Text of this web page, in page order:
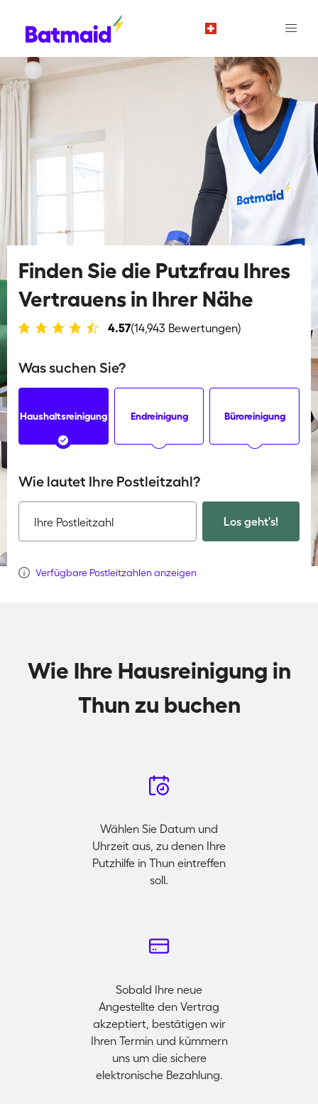
Finden Sie die Putzfrau Ihres
Vertrauens in Ihrer Nähe
4.57(14,943 Bewertungen)
Was suchen Sie?
Haushaltsreinigung Endreinigung Büroreinigung
Wie lautet Ihre Postleitzahl?
Ihre Postleitzahl Los geht's!
Verfügbare Postleitzahlen anzeigen
Wie Ihre Hausreinigung in
Thun zu buchen
Wählen Sie Datum und
Uhrzeit aus, zu denen Ihre
Putzhilfe in Thun eintreffen
soll.
Sobald Ihre neue
Angestellte den Vertrag
akzeptiert, bestätigen wir
Ihren Termin und kümmern
uns um die sichere
elektronische Bezahlung.